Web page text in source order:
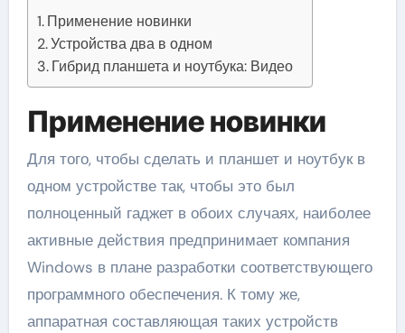
Применение новинки
Устройства два в одном
Гибрид планшета и ноутбука: Видео
Применение новинки
Для того, чтобы сделать и планшет и ноутбук в
одном устройстве так, чтобы это был
полноценный гаджет в обоих случаях, наиболее
активные действия предпринимает компания
Windows в плане разработки соответствующего
программного обеспечения. К тому же,
аппаратная составляющая таких устройств